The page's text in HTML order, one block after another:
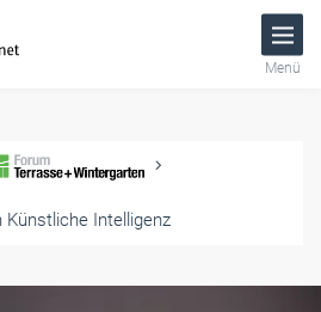
Menü
Künstliche Intelligenz